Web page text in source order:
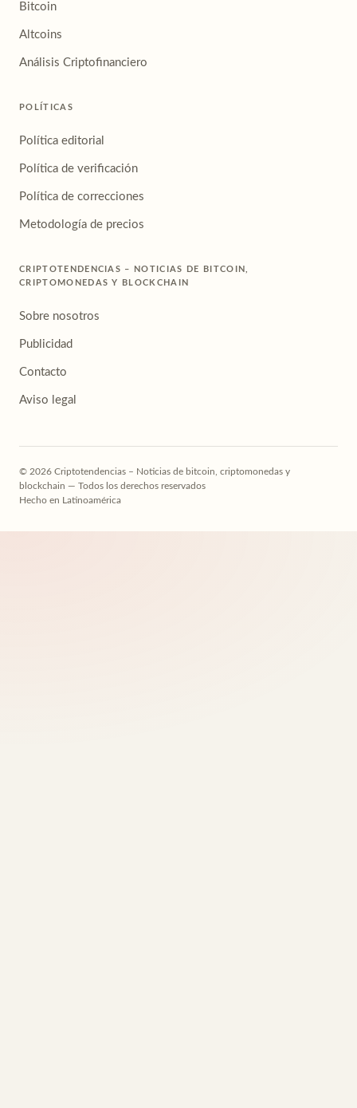
Bitcoin
Altcoins
Análisis Criptofinanciero
POLÍTICAS
Política editorial
Política de verificación
Política de correcciones
Metodología de precios
CRIPTOTENDENCIAS – NOTICIAS DE BITCOIN,
CRIPTOMONEDAS Y BLOCKCHAIN
Sobre nosotros
Publicidad
Contacto
Aviso legal
© 2026 Criptotendencias – Noticias de bitcoin, criptomonedas y
blockchain — Todos los derechos reservados
Hecho en Latinoamérica